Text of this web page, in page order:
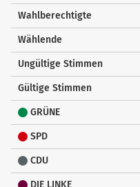
Wahlberechtigte
Wählende
Ungültige Stimmen
Gültige Stimmen
GRÜNE
SPD
CDU
DIE LINKE